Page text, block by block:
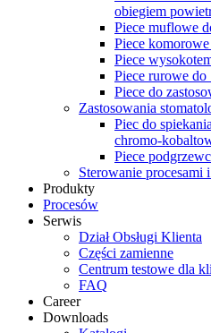
obiegiem
Piece muflowe
Piece
Piece
Piece rurowe do
Piece do
Zastosowania
Piec do
chromo-
Piece
Sterowanie procesami
Produkty
Procesów
Serwis
Dział Obsługi Klienta
Części zamienne
Centrum testowe dla
FAQ
Career
Downloads